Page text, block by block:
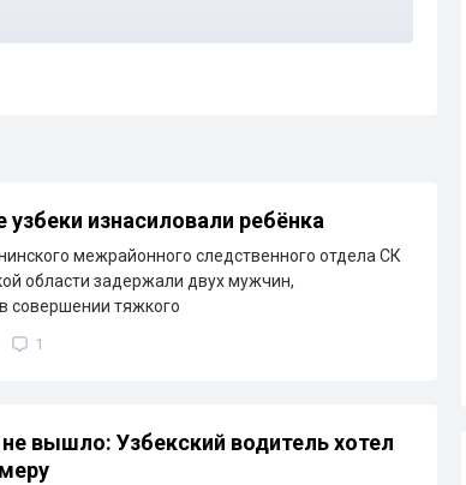
узбеки изнасиловали ребёнка
межрайонного следственного отдела СК
области задержали двух мужчин,
совершении тяжкого
1
вышло: Узбекский водитель хотел